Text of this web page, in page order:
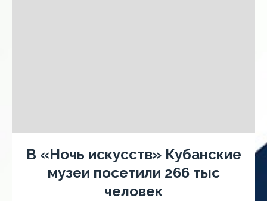
В «Ночь искусств» Кубанские
музеи посетили 266 тыс
человек